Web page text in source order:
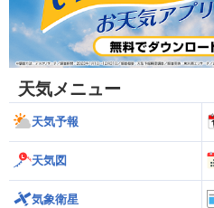
天気メニュー
天気予報
天気図
気象衛星